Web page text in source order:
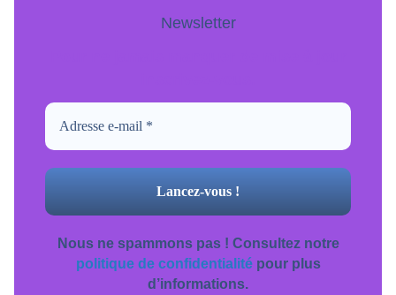
Newsletter
Nous ne spammons pas ! Consultez notre
politique de confidentialitépour plus
d’informations.